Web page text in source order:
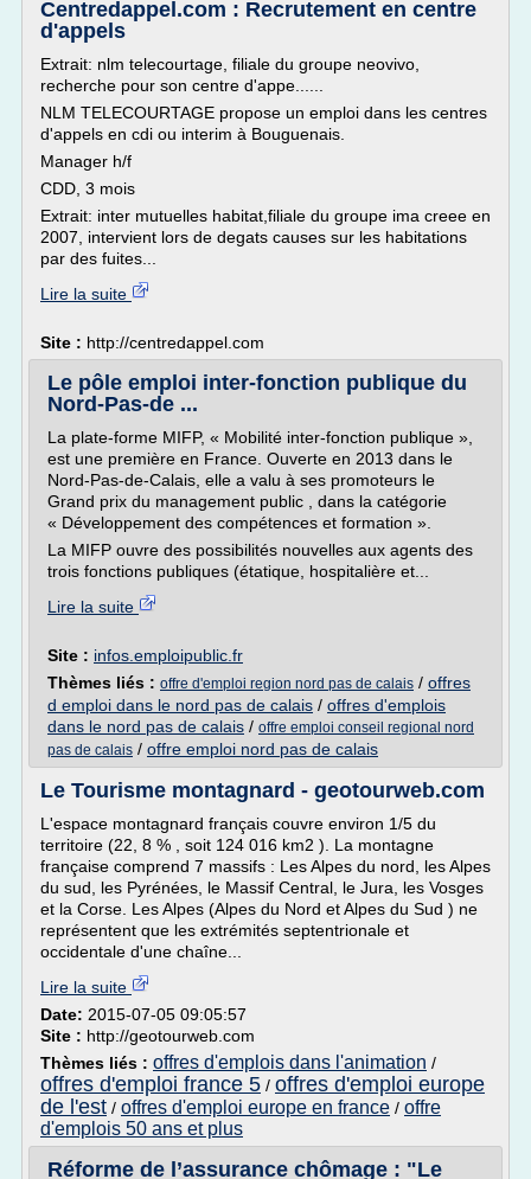
Centredappel.com : Recrutement en centre
d'appels
Extrait: nlm telecourtage, filiale du groupe neovivo,
recherche pour son centre d'appe......
NLM TELECOURTAGE propose un emploi dans les centres
d'appels en cdi ou interim à Bouguenais.
Manager h/f
CDD, 3 mois
Extrait: inter mutuelles habitat,filiale du groupe ima creee en
2007, intervient lors de degats causes sur les habitations
par des fuites...
Lire la suite
Site : http://centredappel.com
Le pôle emploi inter-fonction publique du
Nord-Pas-de ...
La plate-forme MIFP, « Mobilité inter-fonction publique »,
est une première en France. Ouverte en 2013 dans le
Nord-Pas-de-Calais, elle a valu à ses promoteurs le
Grand prix du management public , dans la catégorie
« Développement des compétences et formation ».
La MIFP ouvre des possibilités nouvelles aux agents des
trois fonctions publiques (étatique, hospitalière et...
Lire la suite
Site : infos.emploipublic.fr
Thèmes liés : offre d'emploi region nord pas de calais / offres
d emploi dans le nord pas de calais / offres d'emplois
dans le nord pas de calais / offre emploi conseil regional nord
pas de calais / offre emploi nord pas de calais
Le Tourisme montagnard - geotourweb.com
L'espace montagnard français couvre environ 1/5 du
territoire (22, 8 % , soit 124 016 km2 ). La montagne
française comprend 7 massifs : Les Alpes du nord, les Alpes
du sud, les Pyrénées, le Massif Central, le Jura, les Vosges
et la Corse. Les Alpes (Alpes du Nord et Alpes du Sud ) ne
représentent que les extrémités septentrionale et
occidentale d'une chaîne...
Lire la suite
Date: 2015-07-05 09:05:57
Site : http://geotourweb.com
Thèmes liés : offres d'emplois dans l'animation /
offres d'emploi france 5 / offres d'emploi europe
de l'est / offres d'emploi europe en france / offre
d'emplois 50 ans et plus
Réforme de l’assurance chômage : "Le